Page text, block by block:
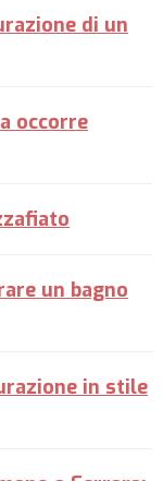
di un
occorre
un bagno
in stile